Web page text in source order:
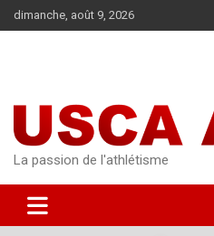
Aller
au
dimanche, août 9, 2026
La passion de l'athlétisme